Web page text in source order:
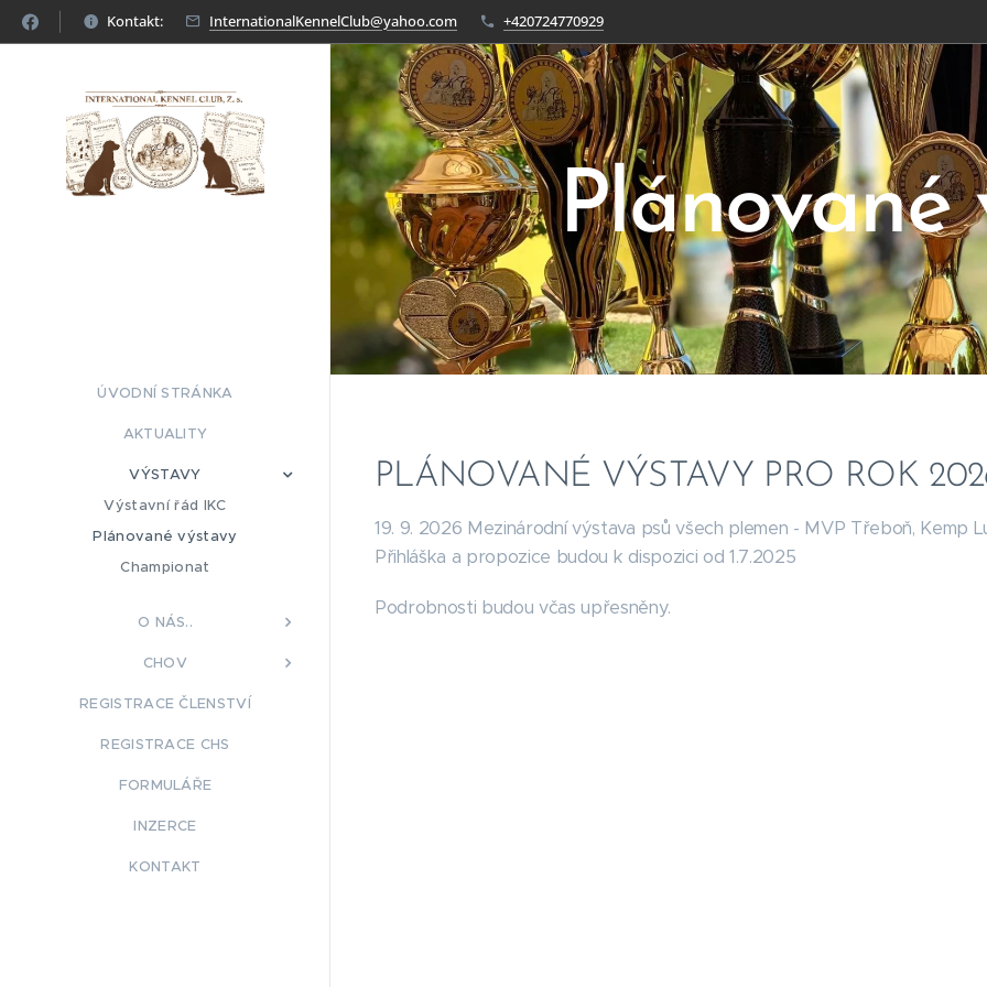
Kontakt: InternationalKennelClub@yahoo.com +420724770929
ÚVODNÍ STRÁNKA
AKTUALITY
VÝSTAVY
Výstavní řád IKC
Plánované výstavy
Championat
O NÁS..
CHOV
REGISTRACE ČLENSTVÍ
REGISTRACE CHS
FORMULÁŘE
INZERCE
KONTAKT
Plánované
PLÁNOVANÉ VÝSTAVY PRO ROK
19. 9. 2026 Mezinárodní výstava psů všech plemen - MVP Třeboň, Kemp
Přihláška a propozice budou k dispozici od 1.7.2025
Podrobnosti budou včas upřesněny.